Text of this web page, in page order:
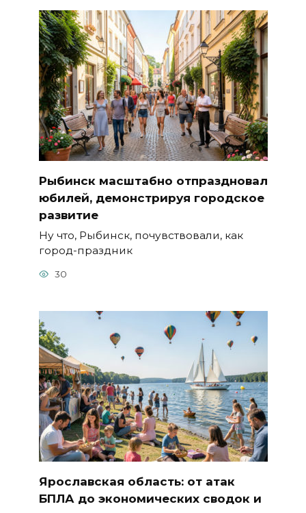
Рыбинск масштабно отпраздновал
юбилей, демонстрируя городское
развитие
Ну что, Рыбинск, почувствовали, как
город-праздник
30
Ярославская область: от атак
БПЛА до экономических сводок и